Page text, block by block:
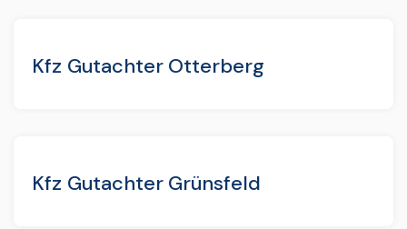
Kfz Gutachter Otterberg
Kfz Gutachter Grünsfeld